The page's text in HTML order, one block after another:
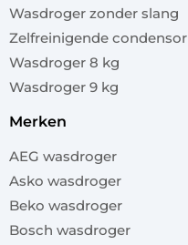
Wasdroger zonder slang
Zelfreinigende condensor
Wasdroger 8 kg
Wasdroger 9 kg
merken
AEG wasdroger
Asko wasdroger
Beko wasdroger
Bosch wasdroger